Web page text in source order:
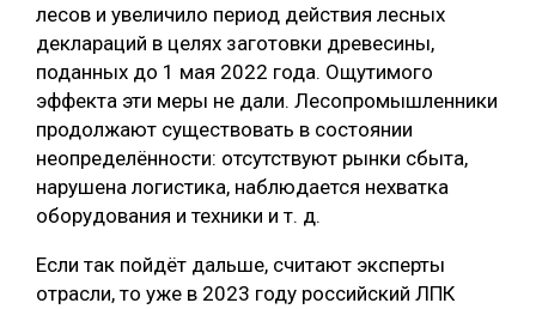
лесов и увеличило период действия лесных
деклараций в целях заготовки древесины,
поданных до 1 мая 2022 года. Ощутимого
эффекта эти меры не дали. Лесопромышленники
продолжают существовать в состоянии
неопределённости: отсутствуют рынки сбыта,
нарушена логистика, наблюдается нехватка
оборудования и техники и т. д.
Если так пойдёт дальше, считают эксперты
отрасли, то уже в 2023 году российский ЛПК